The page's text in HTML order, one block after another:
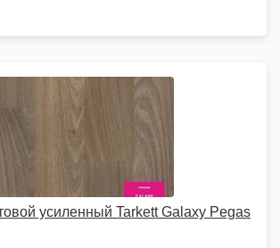
усиленный Tarkett Galaxy Pegas